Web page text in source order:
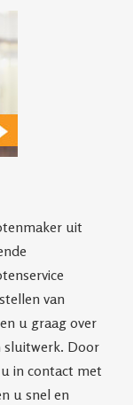
uit
van
u graag over
sluitwerk. Door
in contact met
u snel en